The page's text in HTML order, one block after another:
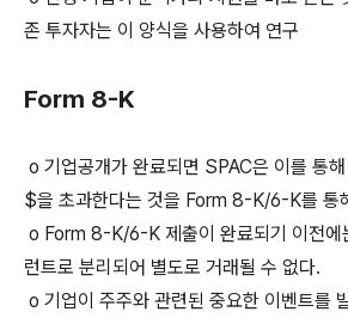
존 투자자는 이 양식을 사용하여 연구
Form 8-K
o 기업공개가 완료되면 SPAC은 이를 통
$을 초과한다는 것을 Form 8-K/6-K를 통
o Form 8-K/6-K 제출이 완료되기 이전에
런트로 분리되어 별도로 거래될 수 없다.
o 기업이 주주와 관련된 중요한 이벤트를